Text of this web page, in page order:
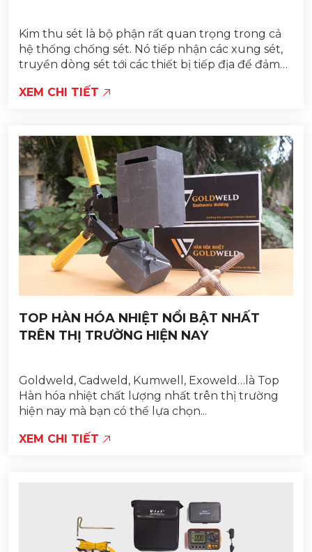
Kim thu sét là bộ phận rất quan trọng trong cả
hệ thống chống sét. Nó tiếp nhận các xung sét,
truyền dòng sét tới các thiết bị tiếp địa để đảm
XEM CHI TIẾT
TOP HÀN HÓA NHIỆT NỔI BẬT NHẤT
TRÊN THỊ TRƯỜNG HIỆN NAY
Goldweld, Cadweld, Kumwell, Exoweld…là Top
Hàn hóa nhiệt chất lượng nhất trên thị trường
hiện nay mà bạn có thể lựa chọn...
XEM CHI TIẾT